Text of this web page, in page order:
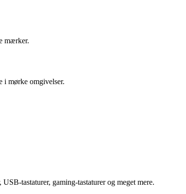
mærker.
i mørke omgivelser.
tastaturer, gaming-tastaturer og meget mere.